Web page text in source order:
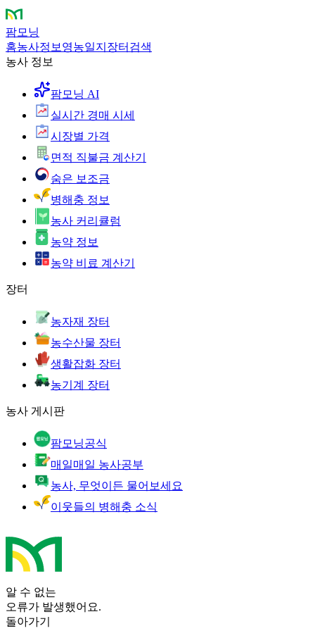
팜모닝
홈농사정보 영농일지 장터 검색
농사 정보
팜모닝 AI
실시간 경매 시세
시장별 가격
면적 직불금 계산기
숨은 보조금
병해충 정보
농사 커리큘럼
농약 정보
농약 비료 계산기
장터
농자재 장터
농수산물 장터
생활잡화 장터
농기계 장터
농사 게시판
팜모닝공식
매일매일 농사공부
농사, 무엇이든 물어보세요
이웃들의 병해충 소식
알 수 없는
오류가 발생했어요.
돌아가기